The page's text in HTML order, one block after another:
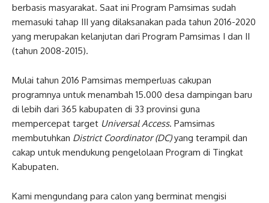
berbasis masyarakat. Saat ini Program Pamsimas sudah
memasuki tahap III yang dilaksanakan pada tahun 2016-2020
yang merupakan kelanjutan dari Program Pamsimas I dan II
(tahun 2008-2015).
Mulai tahun 2016 Pamsimas memperluas cakupan
programnya untuk menambah 15.000 desa dampingan baru
di lebih dari 365 kabupaten di 33 provinsi guna
mempercepat target Universal Access. Pamsimas
membutuhkan District Coordinator (DC)yang terampil dan
cakap untuk mendukung pengelolaan Program di Tingkat
Kabupaten.
Kami mengundang para calon yang berminat mengisi